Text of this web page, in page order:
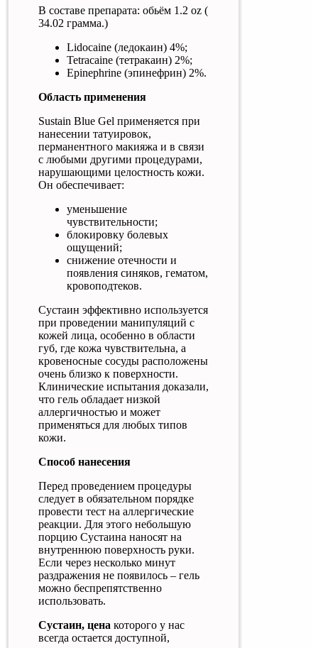
В составе препарата: обьём 1.2 oz (
34.02 грамма.)
Lidocaine (ледокаин) 4%;
Tetracaine (тетракаин) 2%;
Epinephrine (эпинефрин) 2%.
Область применения
Sustain Blue Gel применяется при
нанесении татуировок,
перманентного макияжа и в связи
с любыми другими процедурами,
нарушающими целостность кожи.
Он обеспечивает:
уменьшение
чувствительности;
блокировку болевых
ощущений;
снижение отечности и
появления синяков, гематом,
кровоподтеков.
Сустаин эффективно используется
при проведении манипуляций с
кожей лица, особенно в области
губ, где кожа чувствительна, а
кровеносные сосуды расположены
очень близко к поверхности.
Клинические испытания доказали,
что гель обладает низкой
аллергичностью и может
применяться для любых типов
кожи.
Способ нанесения
Перед проведением процедуры
следует в обязательном порядке
провести тест на аллергические
реакции. Для этого небольшую
порцию Сустаина наносят на
внутреннюю поверхность руки.
Если через несколько минут
раздражения не появилось – гель
можно беспрепятственно
использовать.
Сустаин, цена которого у нас
всегда остается доступной,